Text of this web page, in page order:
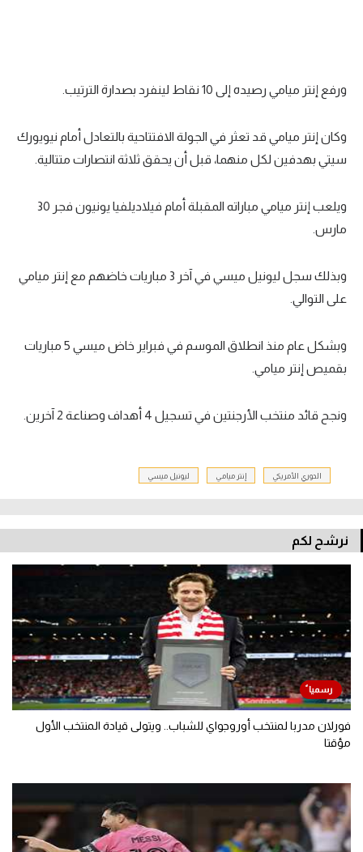
ورفع إنتر ميامي رصيده إلى 10 نقاط لينفرد بصدارة الترتيب.
وكان إنتر ميامي قد تعثر في الجولة الافتتاحية بالتعادل أمام نيويورك
سيتي بهدفين لكل منهما، قبل أن يحقق ثلاثة انتصارات متتالية.
ويلعب إنتر ميامي مباراته المقبلة أمام فيلاديلفيا يونيون فجر 30
مارس.
وبذلك سجل ليونيل ميسي في آخر 3 مباريات خاضهم مع إنتر ميامي
على التوالي.
وبشكل عام منذ انطلاق الموسم في فبراير خاض ميسي 5 مباريات
بقميص إنتر ميامي.
ونجح قائد منتخب الأرجنتين في تسجيل 4 أهداف وصناعة 2 آخرين.
الدوري الأمريكي إنتر ميامي ليونيل ميسي
نرشح لكم
فورلان مدربا لمنتخب أوروجواي للشباب.. ويتولى قيادة المنتخب الأول
مؤقتا